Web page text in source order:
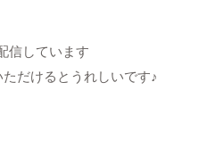
信しています
だけるとうれしいです♪